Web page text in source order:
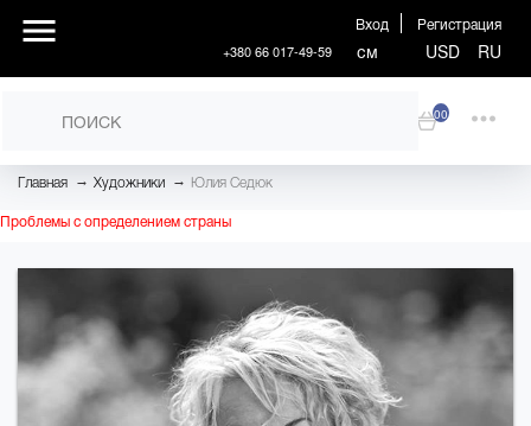
Вход Регистрация
+380 66 017-49-59 см USD RU
00
Главная → Художники → Юлия Седюк
Проблемы с определением страны